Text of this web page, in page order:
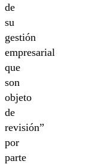
de
su
gestión
empresarial
que
son
objeto
de
revisión”
por
parte